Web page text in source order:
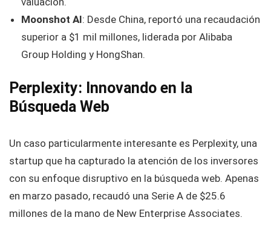
Moonshot AI: Desde China, reportó una recaudación
superior a $1 mil millones, liderada por Alibaba
Group Holding y HongShan.
Perplexity: Innovando en la
Búsqueda Web
Un caso particularmente interesante es Perplexity, una
startup que ha capturado la atención de los inversores
con su enfoque disruptivo en la búsqueda web. Apenas
en marzo pasado, recaudó una Serie A de $25.6
millones de la mano de New Enterprise Associates.